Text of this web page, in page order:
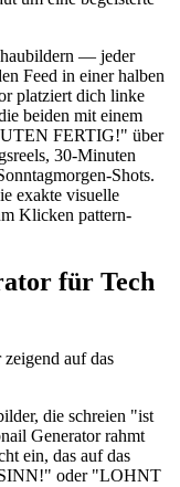
— jeder
Feed in einer halben
platziert dich linke
beiden mit einem
FERTIG!" über
30-Minuten
Shots.
exakte visuelle
Klicken pattern-
für Tech
auf das
die schreien "ist
Generator rahmt
ein, das auf das
oder "LOHNT